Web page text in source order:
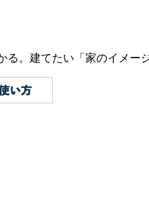
。建てたい「家のイメー